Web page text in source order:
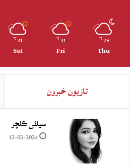
28
℃
Thu
31
℃
Fri
31
℃
Sat
تازيون خبرون
سيلفي ڪلچر
13-05-2024